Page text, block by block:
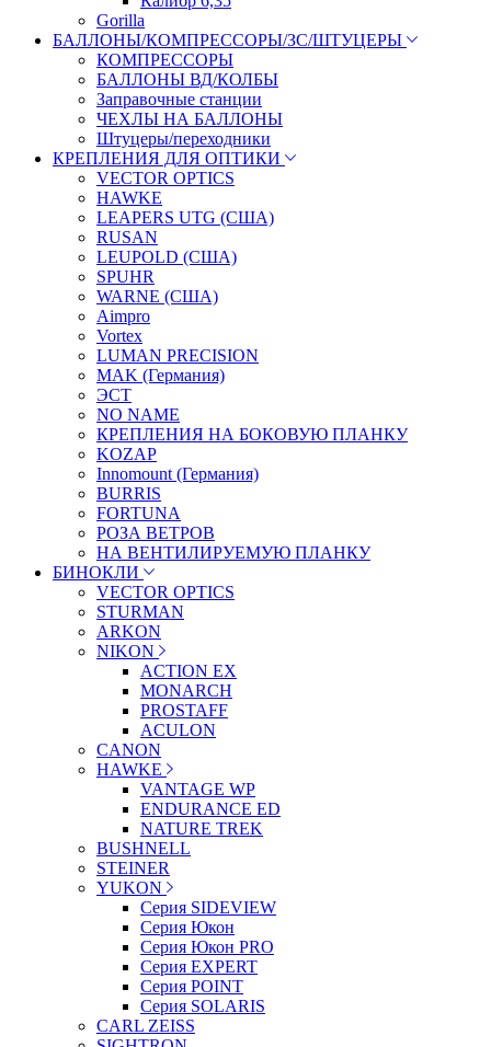
Gorilla
БАЛЛОНЫ/КОМПРЕССОРЫ/ЗС/ШТУЦЕРЫ
КОМПРЕССОРЫ
БАЛЛОНЫ ВД/КОЛБЫ
Заправочные станции
ЧЕХЛЫ НА БАЛЛОНЫ
Штуцеры/переходники
КРЕПЛЕНИЯ ДЛЯ ОПТИКИ
VECTOR OPTICS
HAWKE
LEAPERS UTG (США)
RUSAN
LEUPOLD (США)
SPUHR
WARNE (США)
Aimpro
Vortex
LUMAN PRECISION
MAK (Германия)
ЭСТ
NO NAME
КРЕПЛЕНИЯ НА БОКОВУЮ ПЛАНКУ
KOZAP
Innomount (Германия)
BURRIS
FORTUNA
РОЗА ВЕТРОВ
НА ВЕНТИЛИРУЕМУЮ ПЛАНКУ
БИНОКЛИ
VECTOR OPTICS
STURMAN
ARKON
NIKON
ACTION EX
MONARCH
PROSTAFF
ACULON
CANON
HAWKE
VANTAGE WP
ENDURANCE ED
NATURE TREK
BUSHNELL
STEINER
YUKON
Серия SIDEVIEW
Серия Юкон
Серия Юкон PRO
Серия EXPERT
Серия POINT
Серия SOLARIS
CARL ZEISS